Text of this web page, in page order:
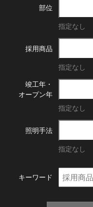
部位
指定なし
採用商品
指定なし
竣工年・
オープン年
指定なし
照明手法
指定なし
キーワード